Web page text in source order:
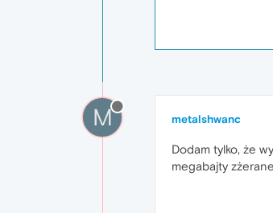
M metalshwanc
Dodam tylko, że
megabajty